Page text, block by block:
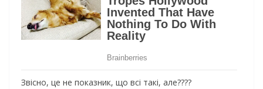
Звісно, це не показник, що всі такі, але????